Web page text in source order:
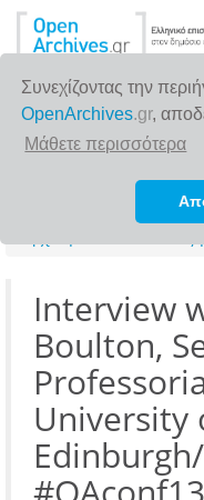
Συνεχίζοντας την
OpenArchives.gr,
Μάθετε περισσότερα
Interview
Boulton,
University